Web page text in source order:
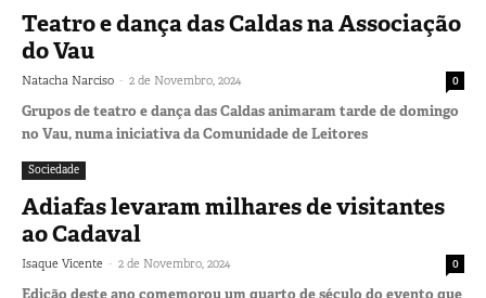
Teatro e dança das Caldas na Associação
do Vau
Natacha Narciso - 2 de Novembro, 2024 0
Grupos de teatro e dança das Caldas animaram tarde de domingo
no Vau, numa iniciativa da Comunidade de Leitores
Sociedade
Adiafas levaram milhares de visitantes
ao Cadaval
Isaque Vicente - 2 de Novembro, 2024 0
Edição deste ano comemorou um quarto de século do evento que